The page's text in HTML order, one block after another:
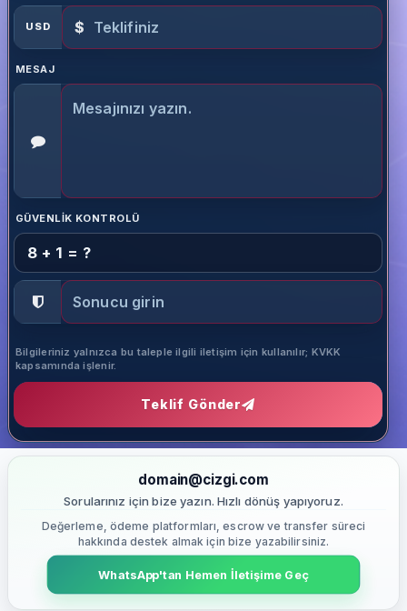
USD $
MESAJ
GÜVENLIK KONTROLÜ
8 + 1 = ?
Bilgileriniz yalnızca bu taleple ilgili iletişim için kullanılır; KVKK
kapsamında işlenir.
Teklif Gönder
domain@cizgi.com
Sorularınız için bize yazın. Hızlı dönüş yapıyoruz.
Değerleme, ödeme platformları, escrow ve transfer süreci
hakkında destek almak için bize yazabilirsiniz.
WhatsApp'tan Hemen İletişime Geç